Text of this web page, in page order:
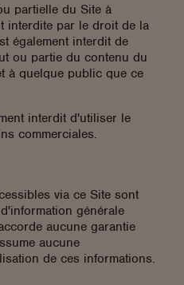
partielle du Site à
interdite par le droit de la
également interdit de
ou partie du contenu du
à quelque public que ce
interdit d'utiliser le
commerciales.
via ce Site sont
générale
aucune garantie
aucune
de ces informations.